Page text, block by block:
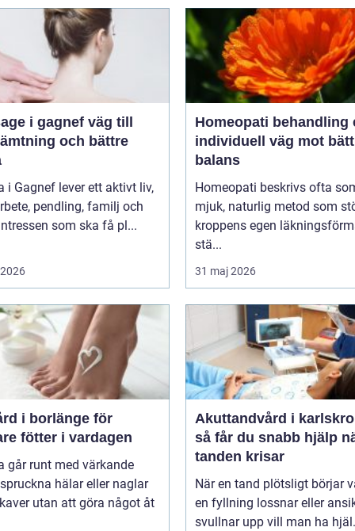
i gagnef väg till
och bättre
i Gagnef lever ett aktivt liv,
pendling, familj och
som ska få pl...
Homeopati behandling en
individuell väg mot
balans
Homeopati beskrivs ofta
mjuk, naturlig metod som
kroppens egen
stä...
31 maj 2026
i borlänge för
fötter i vardagen
går runt med värkande
hälar eller naglar
utan att göra något åt
Akuttandvård i
så får du snabb hjälp
tanden krisar
När en tand plötsligt börjar
en fyllning lossnar eller
svullnar upp vill man ha